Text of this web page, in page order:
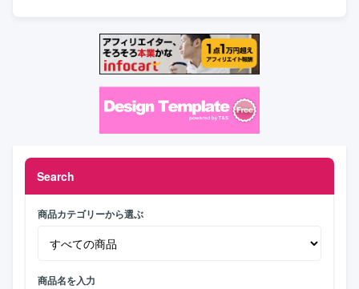
Search
商品カテゴリーから選ぶ
商品名を入力